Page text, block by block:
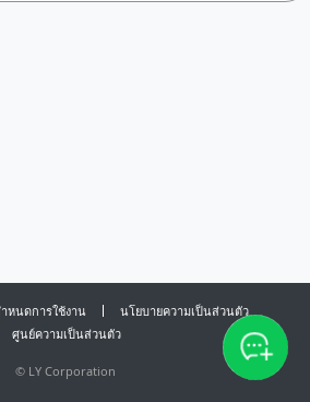
หนดการใช้งาน
นโยบายความเป็นส่วนตัว
ศูนย์ความเป็นส่วนตัว
© LY Corporation